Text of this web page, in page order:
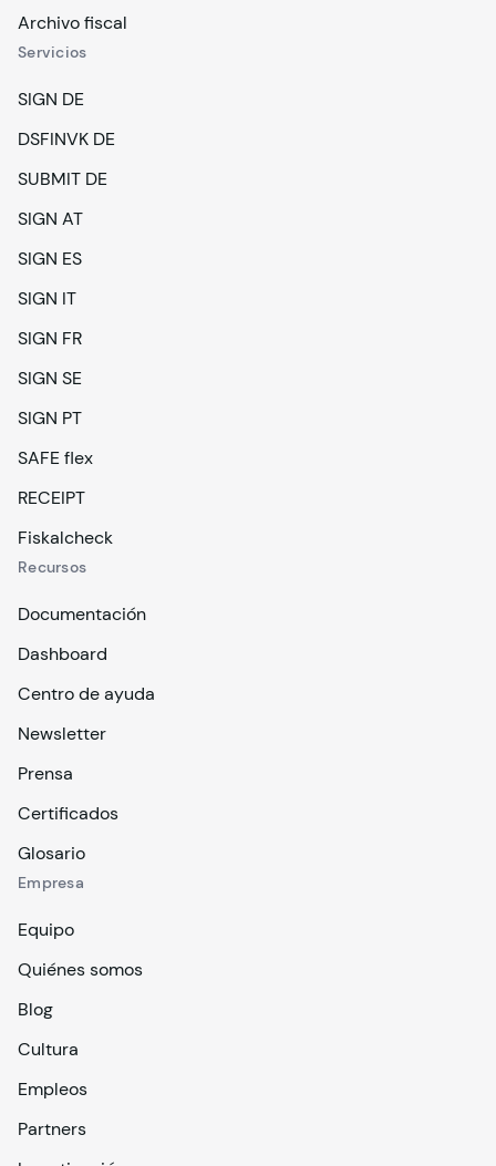
Archivo fiscal
Servicios
SIGN DE
DSFINVK DE
SUBMIT DE
SIGN AT
SIGN ES
SIGN IT
SIGN FR
SIGN SE
SIGN PT
SAFE flex
RECEIPT
Fiskalcheck
Recursos
Documentación
Dashboard
Centro de ayuda
Newsletter
Prensa
Certificados
Glosario
Empresa
Equipo
Quiénes somos
Blog
Cultura
Empleos
Partners